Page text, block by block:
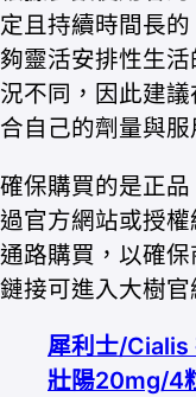
定且持續時間長
夠靈活安排性生
況不同，因此建
合自己的劑量與服
確保購買的是正
過官方網站或授
通路購買，以確
鏈接可進入大樹
犀利士/Cialis
壯陽20mg/4